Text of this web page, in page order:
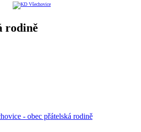
rodině
- obec přátelská rodině